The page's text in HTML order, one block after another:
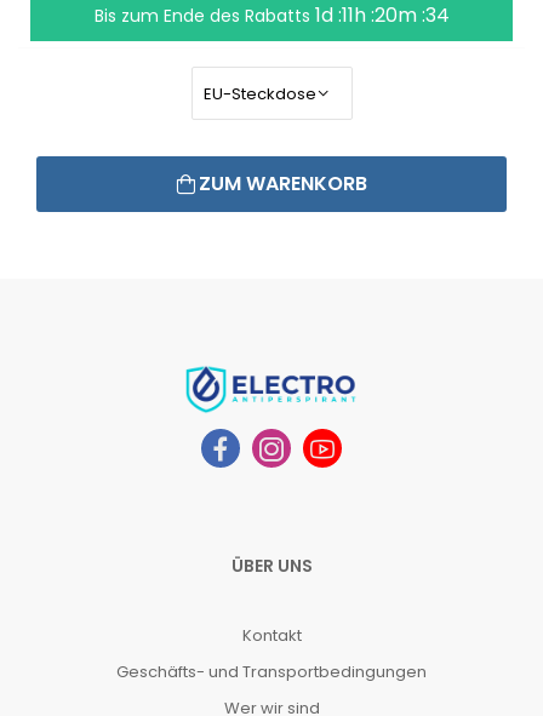
Bis zum Ende des Rabatts1d :11h :20m :33
ZUM WARENKORB
ÜBER UNS
Kontakt
Geschäfts- und Transportbedingungen
Wer wir sind